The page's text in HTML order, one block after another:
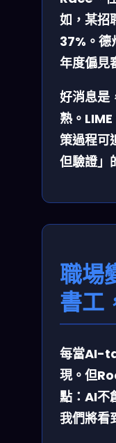
如，某招
37%。德
年度偏見
好消息是
熟。
策過程可
但驗證」
職場
書工
每當AI-
現。但
點： AI不
我們將看